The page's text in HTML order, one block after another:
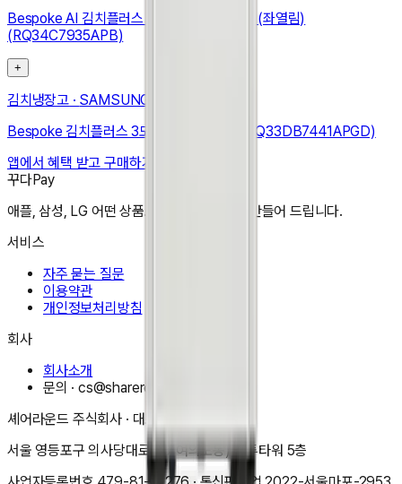
Bespoke AI 김치플러스 1도어 키친핏 347L (좌열림)
(RQ34C7935APB)
+
김치냉장고 · SAMSUNG
Bespoke 김치플러스 3도어 키친핏 313L (RQ33DB7441APGD)
앱에서 혜택 받고 구매하기
꾸다Pay
애플, 삼성, LG 어떤 상품도 한달 3만원으로 만들어 드립니다.
서비스
자주 묻는 질문
이용약관
개인정보처리방침
회사
회사소개
문의 ·cs@shareround.co.kr
셰어라운드 주식회사 · 대표
서울 영등포구 의사당대로 83(여의도동) 오투타워 5층